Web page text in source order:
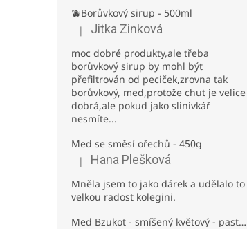
🫐Borůvkový sirup - 500ml
Hodnocení produktu je 3 z 5 hvězdiček.
| Jitka Zinková
moc dobré produkty,ale třeba
borůvkový sirup by mohl být
přefiltrován od peciček,zrovna tak
borůvkový, med,protože chut je velice
dobrá,ale pokud jako slinivkář
nesmíte...
Med se směsí ořechů - 450g
Hodnocení produktu je 5 z 5 hvězdiček.
| Hana Plešková
Mněla jsem to jako dárek a udělalo to
velkou radost kolegini.
Med Bzukot - smíšený květový - pastovaný - 950g